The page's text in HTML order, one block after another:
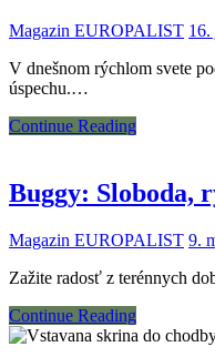
Magazin EUROPALIST 16.
V dnešnom rýchlom svete
úspechu.…
Continue Reading
Buggy: Sloboda,
Magazin EUROPALIST 9.
Zažite radosť z terénnych
Continue Reading